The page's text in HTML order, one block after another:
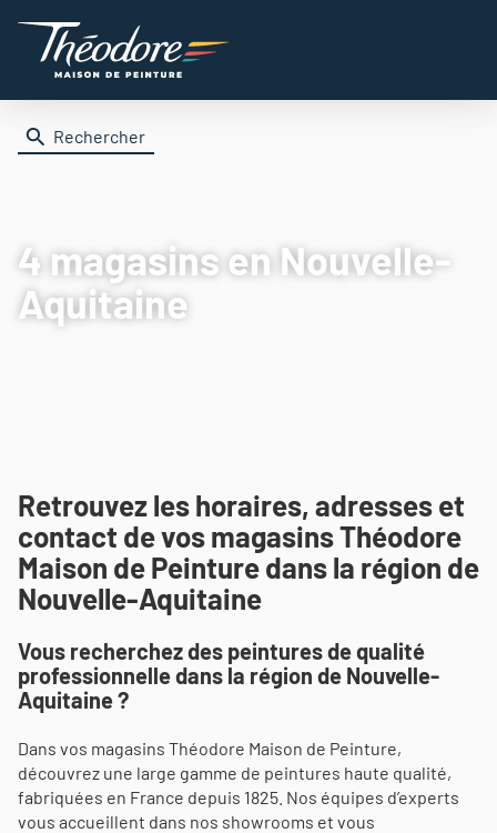
Rechercher
4 magasinsen Nouvelle-
Aquitaine
Retrouvez les horaires, adresses et
contact de vos magasins Théodore
Maison de Peinture dans la région de
Nouvelle-Aquitaine
Vous recherchez des peintures de qualité
professionnelle dans la région de Nouvelle-
Aquitaine ?
Dans vos magasins Théodore Maison de Peinture,
découvrez une large gamme de peintures haute qualité,
fabriquées en France depuis 1825. Nos équipes d’experts
vous accueillent dans nos showrooms et vous